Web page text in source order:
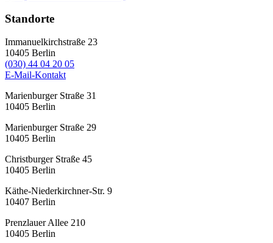
Standorte
Immanuelkirchstraße 23
10405 Berlin
(030) 44 04 20 05
E-Mail-Kontakt
Marienburger Straße 31
10405 Berlin
Marienburger Straße 29
10405 Berlin
Christburger Straße 45
10405 Berlin
Käthe-Niederkirchner-Str. 9
10407 Berlin
Prenzlauer Allee 210
10405 Berlin